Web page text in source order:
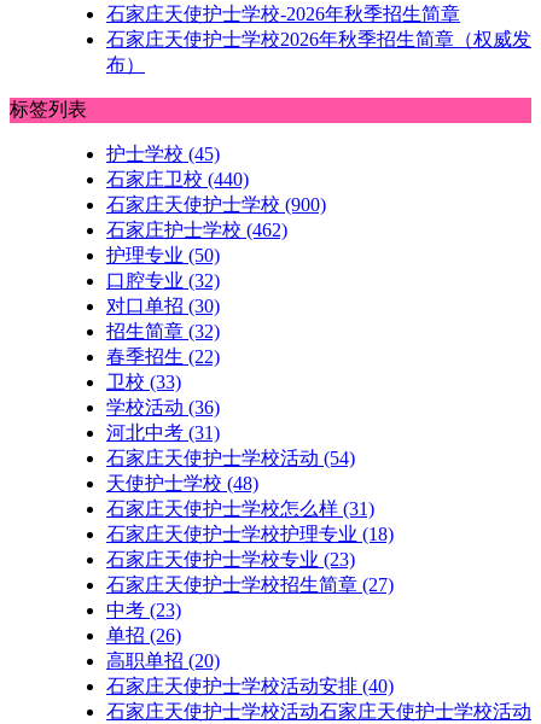
石家庄天使护士学校-2026年秋季招生简章
石家庄天使护士学校2026年秋季招生简章（权威发
布）
标签列表
护士学校 (45)
石家庄卫校 (440)
石家庄天使护士学校 (900)
石家庄护士学校 (462)
护理专业 (50)
口腔专业 (32)
对口单招 (30)
招生简章 (32)
春季招生 (22)
卫校 (33)
学校活动 (36)
河北中考 (31)
石家庄天使护士学校活动 (54)
天使护士学校 (48)
石家庄天使护士学校怎么样 (31)
石家庄天使护士学校护理专业 (18)
石家庄天使护士学校专业 (23)
石家庄天使护士学校招生简章 (27)
中考 (23)
单招 (26)
高职单招 (20)
石家庄天使护士学校活动安排 (40)
石家庄天使护士学校活动石家庄天使护士学校活动